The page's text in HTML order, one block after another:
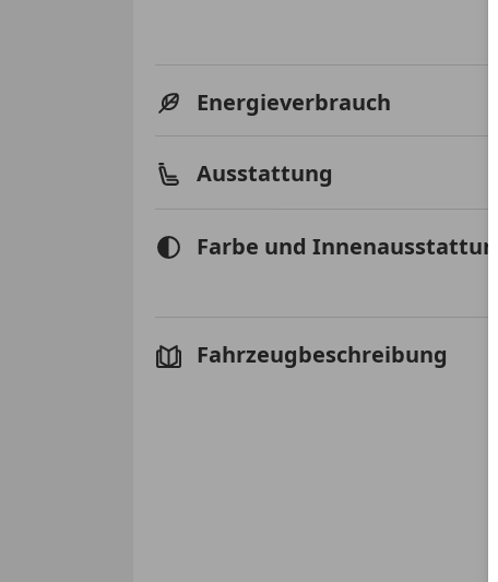
Energieverbrauch
Ausstattung
Farbe und Innenausstattung
Fahrzeugbeschreibung